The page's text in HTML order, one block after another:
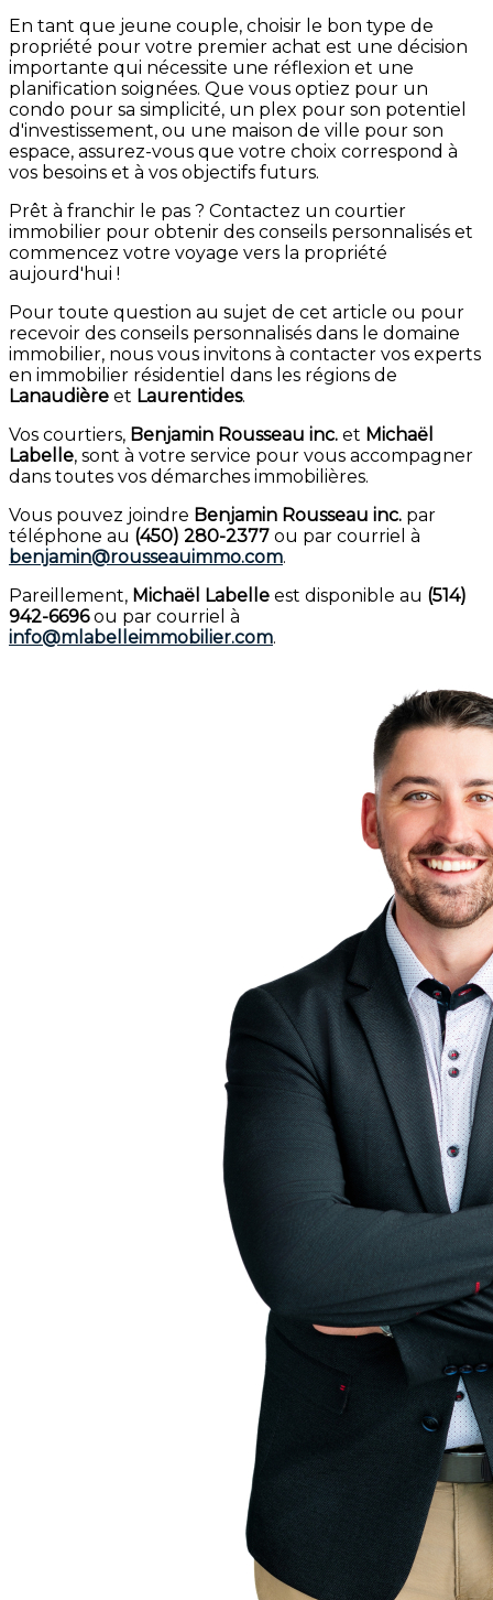
En tant que jeune couple, choisir le bon type de
propriété pour votre premier achat est une décision
importante qui nécessite une réflexion et une
planification soignées. Que vous optiez pour un
condo pour sa simplicité, un plex pour son potentiel
d'investissement, ou une maison de ville pour son
espace, assurez-vous que votre choix correspond à
vos besoins et à vos objectifs futurs.
Prêt à franchir le pas ? Contactez un courtier
immobilier pour obtenir des conseils personnalisés et
commencez votre voyage vers la propriété
aujourd'hui !
Pour toute question au sujet de cet article ou pour
recevoir des conseils personnalisés dans le domaine
immobilier, nous vous invitons à contacter vos experts
en immobilier résidentiel dans les régions de
Lanaudière et Laurentides.
Vos courtiers, Benjamin Rousseau inc. et Michaël
Labelle, sont à votre service pour vous accompagner
dans toutes vos démarches immobilières.
Vous pouvez joindre Benjamin Rousseau inc. par
téléphone au (450) 280-2377 ou par courriel à
benjamin@rousseauimmo.com.
Pareillement, Michaël Labelle est disponible au (514)
942-6696ou par courriel à
info@mlabelleimmobilier.com.